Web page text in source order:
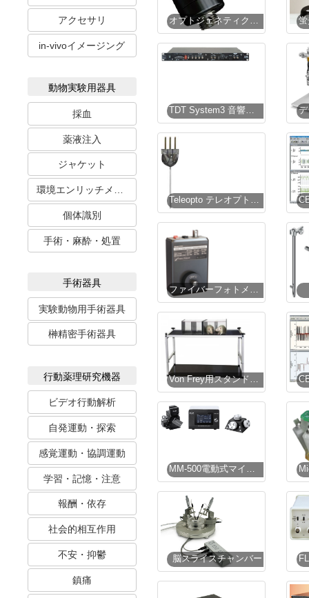
アクセサリ
in-vivoイメージング
動物実験用器具
採血
薬液注入
ジャケット
個体識別
手術・麻酔・処置
手術器具
実験動物用手術器具
榊精密手術器具
行動薬理研究機器
ビデオ行動解析
自発運動・探索
感覚運動・協調運動
学習・記憶・注意
報酬・依存
社会的相互作用
不安・抑鬱
鎮痛
オプトジェネティクスシステム
TDT System3 音響心理学システム
Teleopto テレオプト LEDカニューラ
ファイバーフォトメトリーシステム
Von Frey用スタンド・ケージ
MM-500電動式マイクロマニピュレータ
脳スライスチャンバー